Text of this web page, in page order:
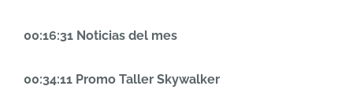
00:16:31 Noticias del mes
00:34:11 Promo Taller Skywalker